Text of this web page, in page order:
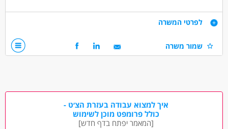
פיתוח וקידום פעילות המועצה במרחב האזורי
דרישות
יכולת עבודה עצמאית לצד עבודה בצוות
ניסיון בעבודה עם מתנדבים - יתרון גדול
רישיון נהיגה ורכב חובה
לפרטי המשרה
שמור משרה
איך למצוא עבודה בעזרת הצ׳ט -
כולל פרומפט מוכן לשימוש
[המאמר יפתח בדף חדש]